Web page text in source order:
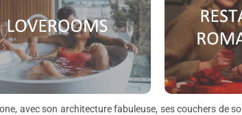
avec son architecture fabuleuse, ses couchers de